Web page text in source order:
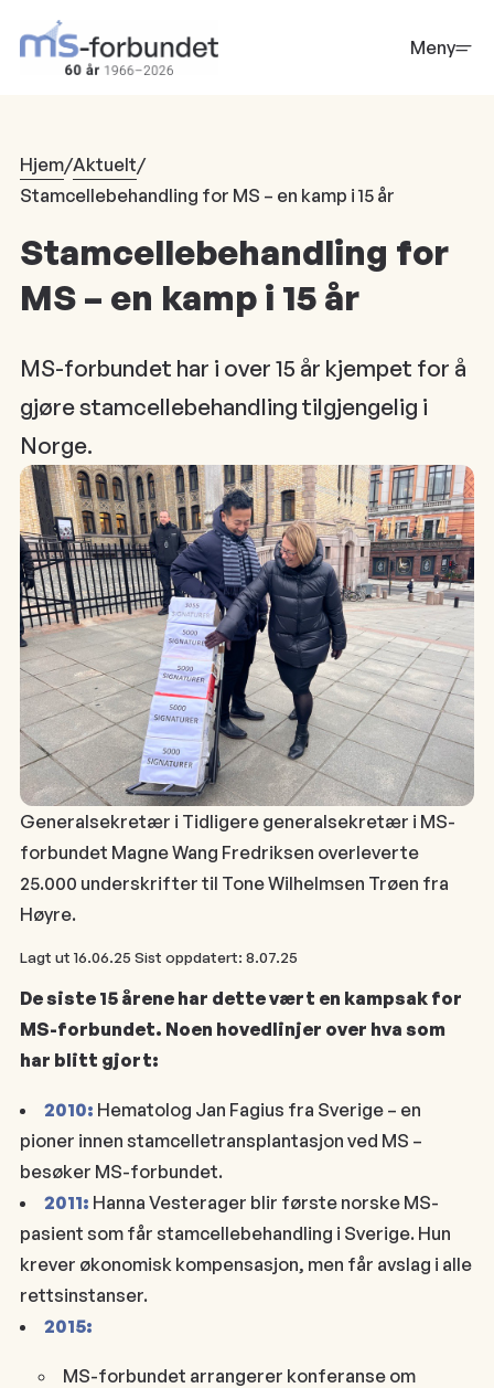
hovedinnhold
Meny
Hjem/Aktuelt/
Stamcellebehandling for MS – en kamp i 15 år
Stamcellebehandling for
MS – en kamp i 15 år
MS-forbundet har i over 15 år kjempet for å
gjøre stamcellebehandling tilgjengelig i
Norge.
Generalsekretær i Tidligere generalsekretær i MS-
forbundet Magne Wang Fredriksen overleverte
25.000 underskrifter til Tone Wilhelmsen Trøen fra
Høyre.
Lagt ut16.06.25Sist oppdatert: 8.07.25
De siste 15 årene har dette vært en kampsak for
MS-forbundet. Noen hovedlinjer over hva som
har blitt gjort:
2010: Hematolog Jan Fagius fra Sverige – en
pioner innen stamcelletransplantasjon ved MS –
besøker MS-forbundet.
2011: Hanna Vesterager blir første norske MS-
pasient som får stamcellebehandling i Sverige. Hun
krever økonomisk kompensasjon, men får avslag i alle
rettsinstanser.
2015:
MS-forbundet arrangerer konferanse om